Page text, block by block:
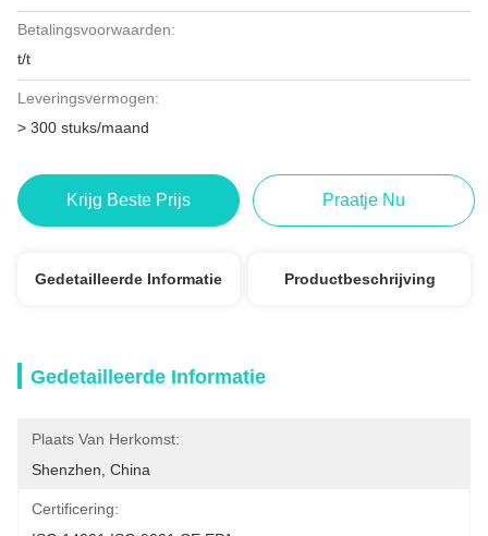
Betalingsvoorwaarden:
t/t
Leveringsvermogen:
> 300 stuks/maand
Krijg Beste Prijs Praatje Nu
Gedetailleerde Informatie Productbeschrijving
Gedetailleerde Informatie
Plaats Van Herkomst:
Shenzhen, China
Certificering: